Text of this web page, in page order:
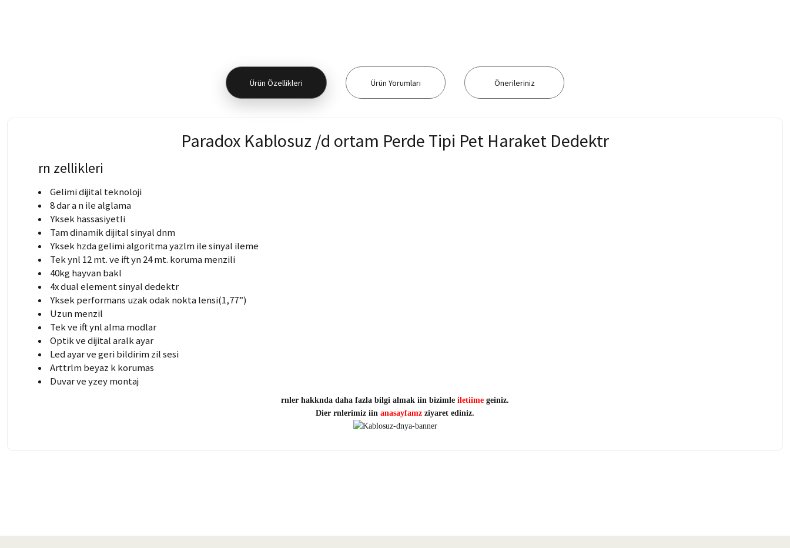
Ürün Özellikleri Ürün Yorumları Önerileriniz
Paradox Kablosuz /d ortam Perde Tipi Pet Haraket Dedektr
rn zellikleri
Gelimi dijital teknoloji
8 dar a n ile alglama
Yksek hassasiyetli
Tam dinamik dijital sinyal dnm
Yksek hzda gelimi algoritma yazlm ile sinyal ileme
Tek ynl 12 mt. ve ift yn 24 mt. koruma menzili
40kg hayvan bakl
4x dual element sinyal dedektr
Yksek performans uzak odak nokta lensi(1,77”)
Uzun menzil
Tek ve ift ynl alma modlar
Optik ve dijital aralk ayar
Led ayar ve geri bildirim zil sesi
Arttrlm beyaz k korumas
Duvar ve yzey montaj
rnler hakknda daha fazla bilgi almak iin bizimle iletiime geiniz.
Dier rnlerimiz iin anasayfamz ziyaret ediniz.